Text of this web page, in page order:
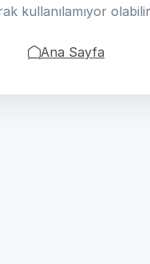
kullanılamıyor
Ana Sayfa